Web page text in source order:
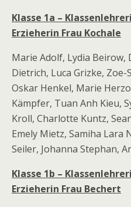
Klasse 1a –
Erzieherin Frau Kochale
Marie Adolf, Lydia Beirow,
Dietrich, Luca Grizke,
Oskar Henkel, Marie
Kämpfer, Tuan Anh Kieu,
Kroll, Charlotte Kuntz,
Emely Mietz, Samiha Lara
Seiler, Johanna Stephan,
Klasse 1b –
Erzieherin Frau Bechert